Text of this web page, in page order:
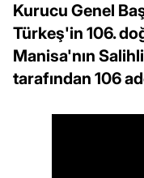
Kurucu Genel
Türkeş'in 106.
Manisa'nın
tarafından 106